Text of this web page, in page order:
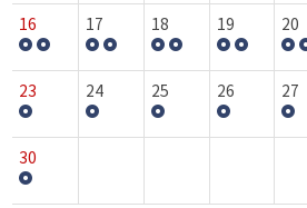
16 17 18 19 20
23 24 25 26 27
30